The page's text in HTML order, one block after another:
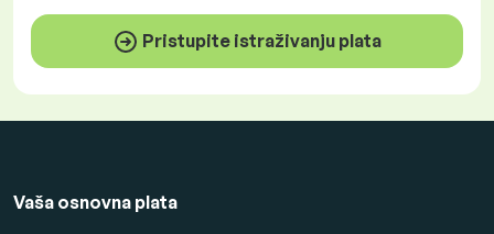
Pristupite istraživanju plata
Vaša osnovna plata